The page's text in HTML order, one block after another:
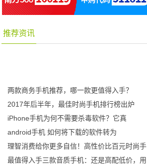
推荐资讯
两款商务手机推荐，哪一款更值得入手？
2017年后半年，最佳时尚手机排行榜出炉
iPhone手机为何不需要杀毒软件？它真
android手机 如何将下载的软件转为
理智消费给你更多自信！高性价比百元时尚手
最值得入手三款音质手机：还是高配低价，用